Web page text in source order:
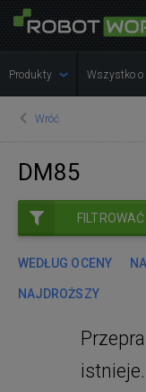
Produkty Wszystko o
Wróć
DM85
FILTROWAĆ
WEDŁUG OCENY
NAJDROŻSZY
istnieje.